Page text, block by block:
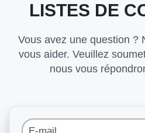
LISTES DE
Vous avez une question ?
vous aider. Veuillez
nous vous
E-mail